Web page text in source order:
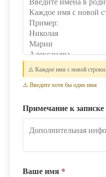
⚠️ Каждое имя с новой
⚠️ Введите хотя бы одно имя
Примечание к записке
Ваше имя *